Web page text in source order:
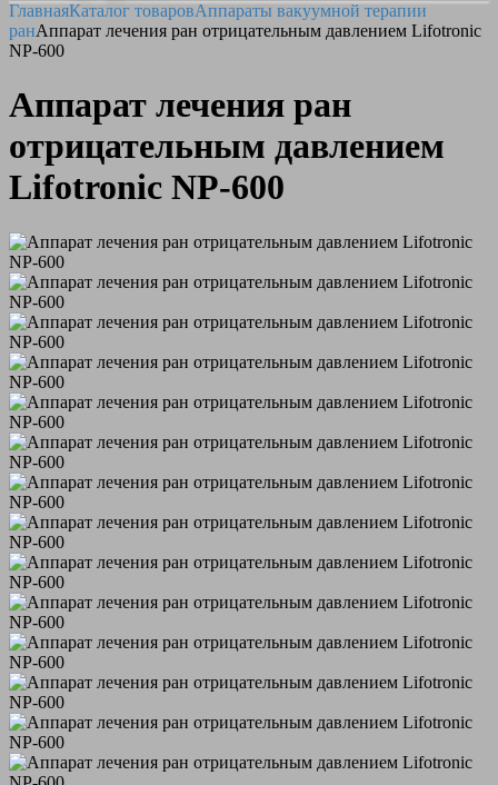
ГлавнаяКаталог товаровАппараты вакуумной терапии
ранАппарат лечения ран отрицательным давлением Lifotronic
NP-600
Аппарат лечения ран
отрицательным давлением
Lifotronic NP-600